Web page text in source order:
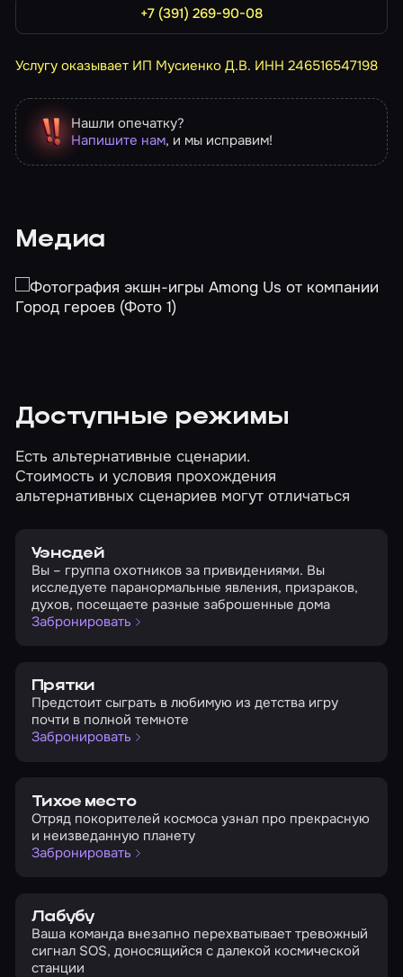
+7 (391) 269-90-08
Услугу оказывает ИП Мусиенко Д.В. ИНН 246516547198
Нашли опечатку?
Напишите нам, и мы исправим!
Медиа
Доступные режимы
Есть альтернативные сценарии.
Стоимость и условия прохождения
альтернативных сценариев могут отличаться
Уэнсдей
Вы – группа охотников за привидениями. Вы
исследуете паранормальные явления, призраков,
духов, посещаете разные заброшенные дома
Забронировать
Прятки
Предстоит сыграть в любимую из детства игру
почти в полной темноте
Забронировать
Тихое место
Отряд покорителей космоса узнал про прекрасную
и неизведанную планету
Забронировать
Лабубу
Ваша команда внезапно перехватывает тревожный
сигнал SOS, доносящийся с далекой космической
станции